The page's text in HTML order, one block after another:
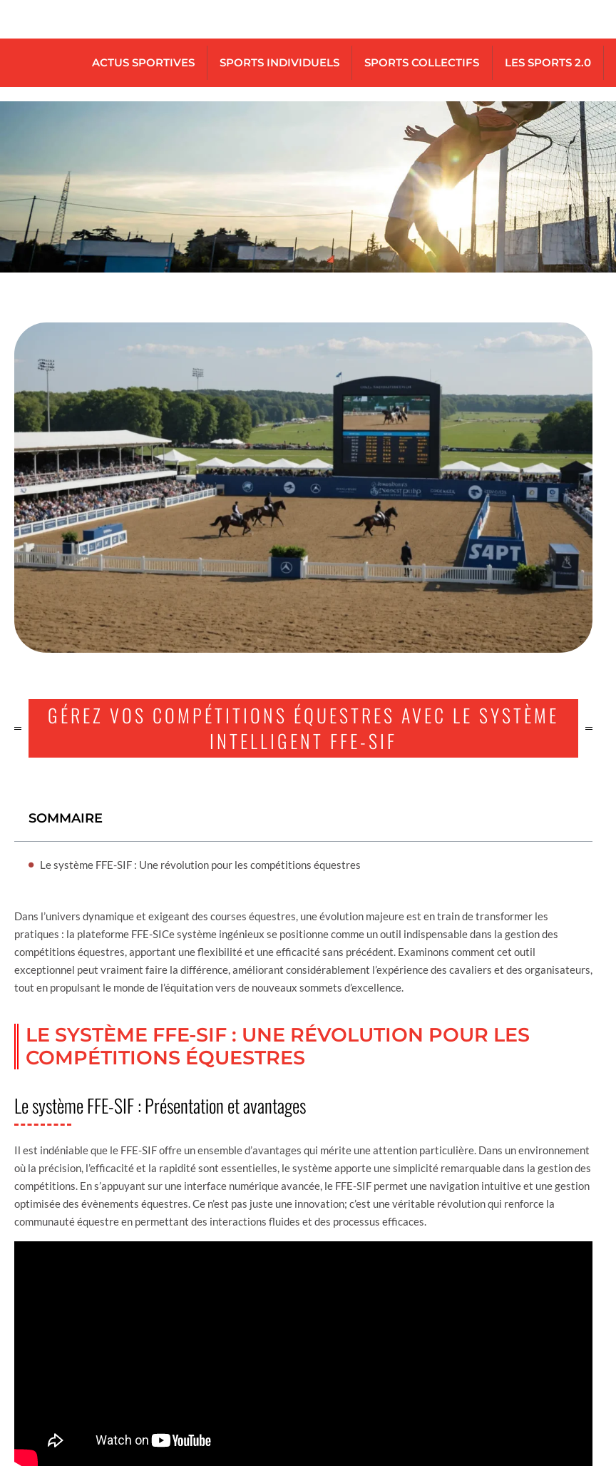
ACTUS SPORTIVES SPORTS INDIVIDUELS SPORTS COLLECTIFS LES SPORTS 2.0
GÉREZ VOS COMPÉTITIONS ÉQUESTRES AVEC LE SYSTÈME
INTELLIGENT FFE-SIF
SOMMAIRE
Le système FFE-SIF : Une révolution pour les compétitions équestres
Dans l’univers dynamique et exigeant des courses équestres, une évolution majeure est en train de transformer les
pratiques : la plateforme FFE-SICe système ingénieux se positionne comme un outil indispensable dans la gestion des
compétitions équestres, apportant une flexibilité et une efficacité sans précédent. Examinons comment cet outil
exceptionnel peut vraiment faire la différence, améliorant considérablement l’expérience des cavaliers et des organisateurs,
tout en propulsant le monde de l’équitation vers de nouveaux sommets d’excellence.
LE SYSTÈME FFE-SIF : UNE RÉVOLUTION POUR LES
COMPÉTITIONS ÉQUESTRES
Le système FFE-SIF : Présentation et avantages
Il est indéniable que le FFE-SIF offre un ensemble d’avantages qui mérite une attention particulière. Dans un environnement
où la précision, l’efficacité et la rapidité sont essentielles, le système apporte une simplicité remarquable dans la gestion des
compétitions. En s’appuyant sur une interface numérique avancée, le FFE-SIF permet une navigation intuitive et une gestion
optimisée des évènements équestres. Ce n’est pas juste une innovation; c’est une véritable révolution qui renforce la
communauté équestre en permettant des interactions fluides et des processus efficaces.